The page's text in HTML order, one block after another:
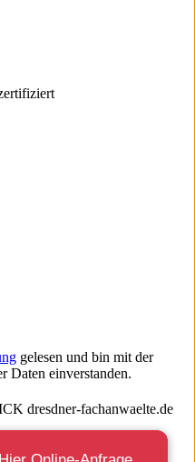
gelesen und bin mit der
Daten einverstanden.
dresdner-fachanwaelte.de